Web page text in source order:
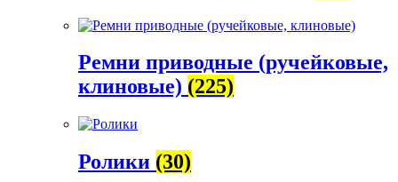
Ремни приводные (ручейковые,
клиновые) (225)
Ролики (30)